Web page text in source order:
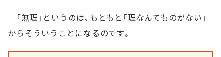
「無理」というのは、もともと「理なんてものがない」
からそういうことになるのです。